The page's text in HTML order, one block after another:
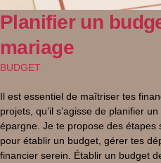
Planifier un
mariage
BUDGET
Il est essentiel de maîtriser tes
projets, qu’il s’agisse de planifier
épargne. Je te propose des étapes
pour établir un budget, gérer tes
financier serein. Établir un budget